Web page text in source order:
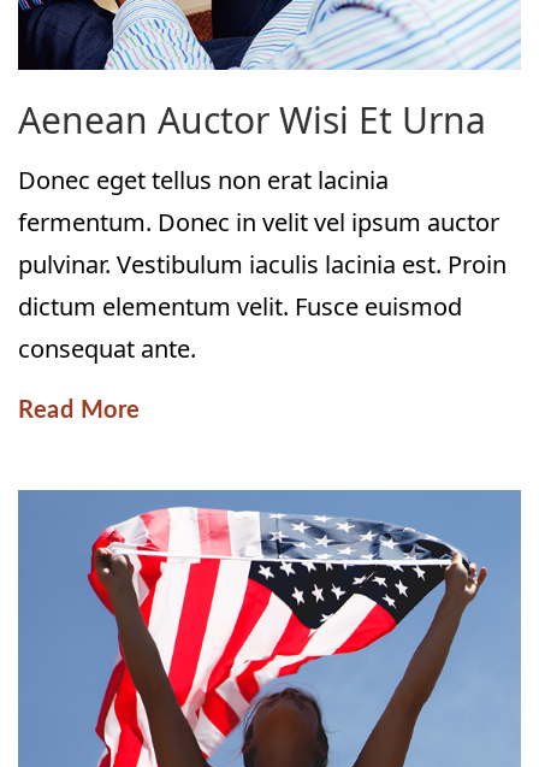
Aenean Auctor Wisi Et Urna
Donec eget tellus non erat lacinia
fermentum. Donec in velit vel ipsum auctor
pulvinar. Vestibulum iaculis lacinia est. Proin
dictum elementum velit. Fusce euismod
consequat ante.
Read More